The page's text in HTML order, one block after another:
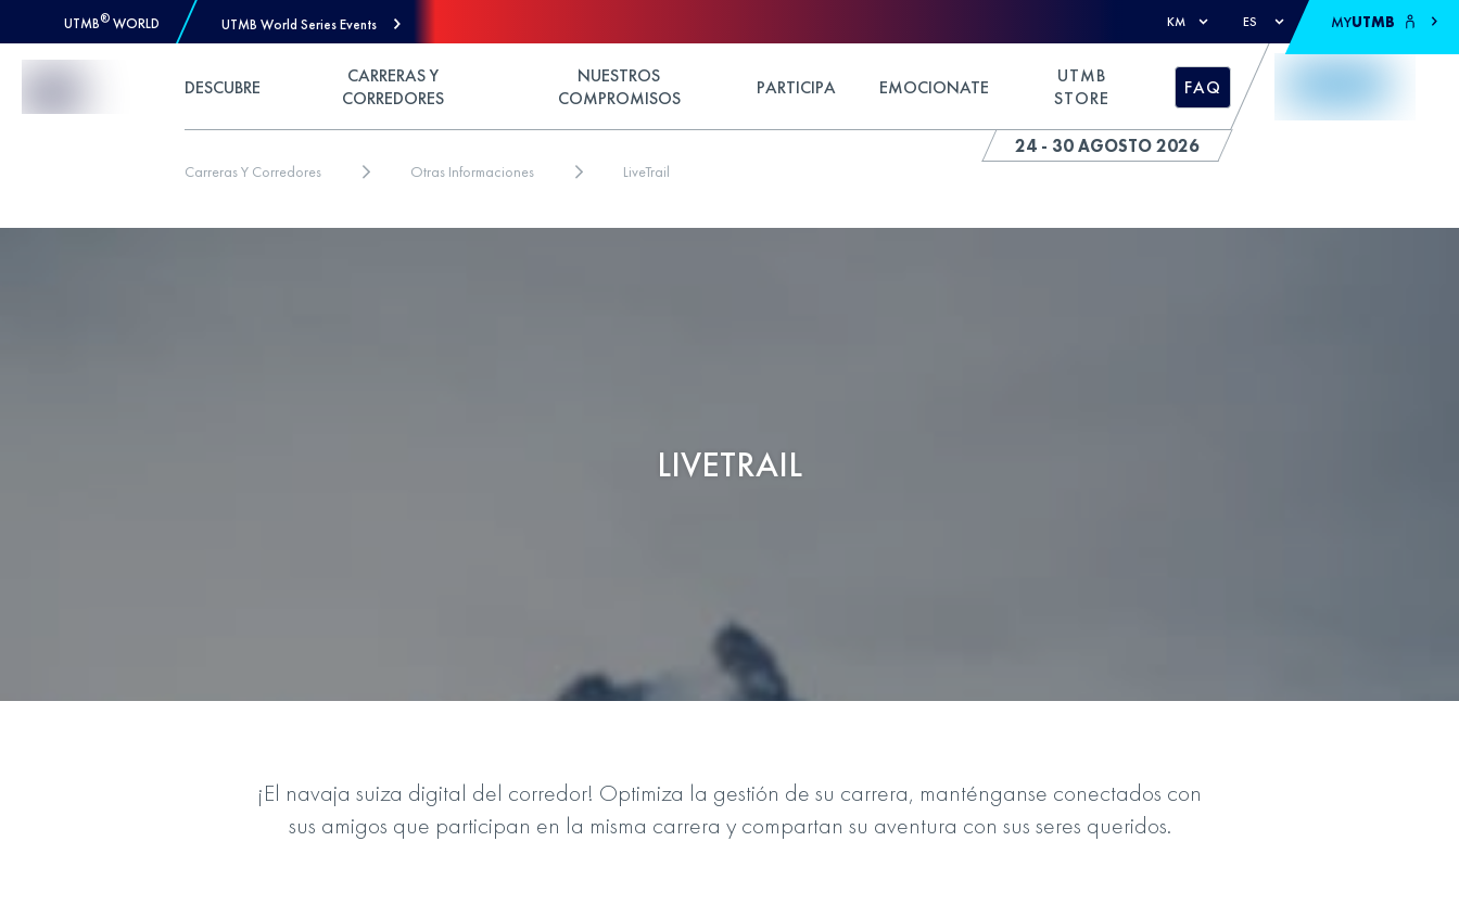
UTMB® WORLD UTMB World Series Events KM ES MYUTMB
24 - 30 AGOSTO 2026
DESCUBRE
CARRERAS Y
CORREDORES
NUESTROS
COMPROMISOS
PARTICIPA EMOCIONATE
UTMB
STORE
FAQ
Carreras Y Corredores Otras Informaciones LiveTrail
LIVETRAIL
¡El navaja suiza digital del corredor! Optimiza la gestión de su carrera, manténganse conectados con
sus amigos que participan en la misma carrera y compartan su aventura con sus seres queridos.